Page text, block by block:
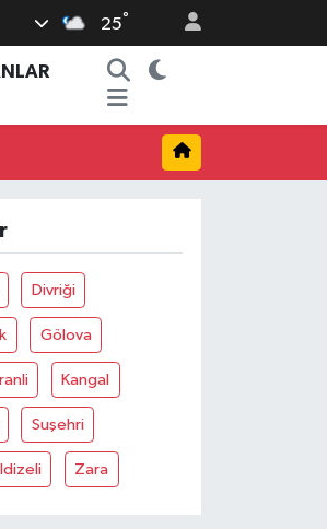
25°
Divriği
Gölova
Kangal
Suşehri
Zara